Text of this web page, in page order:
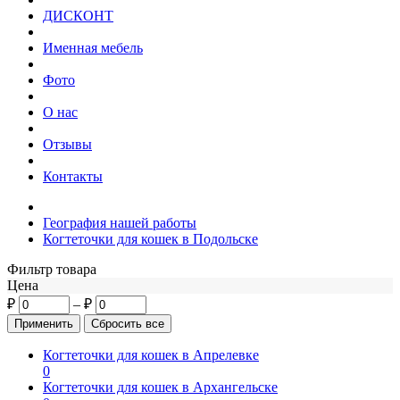
ДИСКОНТ
Именная мебель
Фото
О нас
Отзывы
Контакты
География нашей работы
Когтеточки для кошек в Подольске
Фильтр товара
Цена
₽
– ₽
Когтеточки для кошек в Апрелевке
0
Когтеточки для кошек в Архангельске